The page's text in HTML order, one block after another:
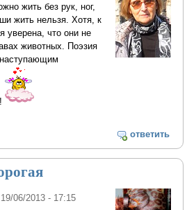
жить без рук, ног,
жить нельзя. Хотя, к
уверена, что они не
животных. Поэзия
ответить
, 19/06/2013 - 17:15